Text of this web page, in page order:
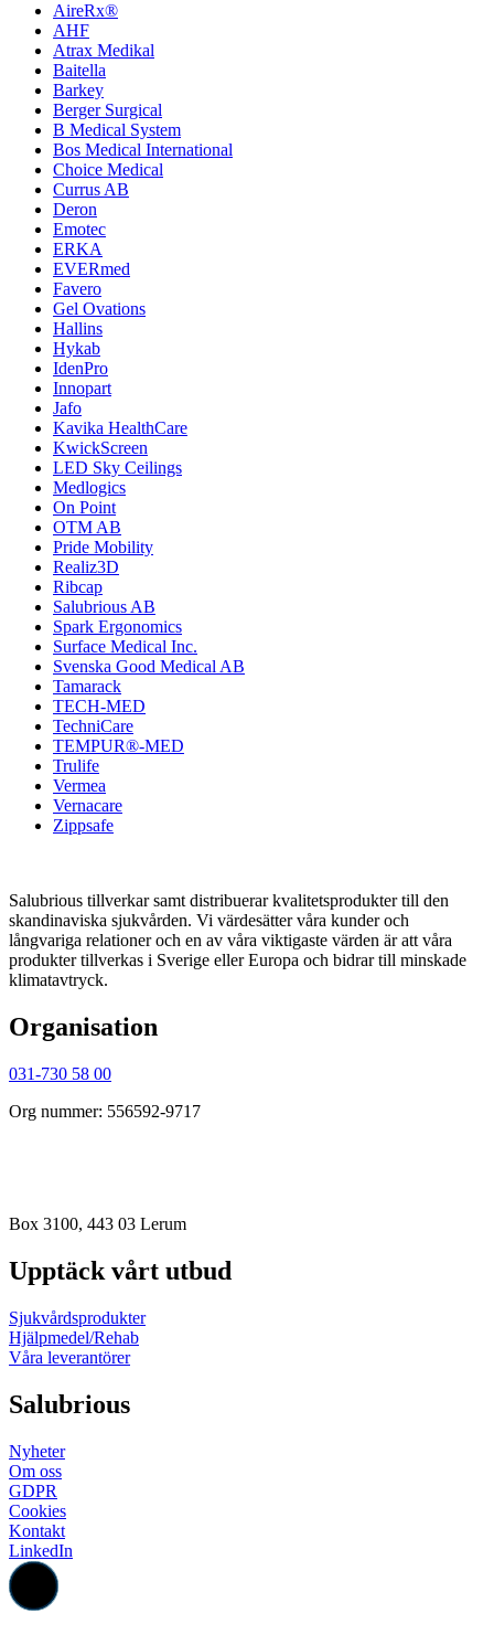
AireRx®
AHF
Atrax Medikal
Baitella
Barkey
Berger Surgical
B Medical System
Bos Medical International
Choice Medical
Currus AB
Deron
Emotec
ERKA
EVERmed
Favero
Gel Ovations
Hallins
Hykab
IdenPro
Innopart
Jafo
Kavika HealthCare
KwickScreen
LED Sky Ceilings
Medlogics
On Point
OTM AB
Pride Mobility
Realiz3D
Ribcap
Salubrious AB
Spark Ergonomics
Surface Medical Inc.
Svenska Good Medical AB
Tamarack
TECH-MED
TechniCare
TEMPUR®-MED
Trulife
Vermea
Vernacare
Zippsafe
Salubrious tillverkar samt distribuerar kvalitetsprodukter till den
skandinaviska sjukvården. Vi värdesätter våra kunder och
långvariga relationer och en av våra viktigaste värden är att våra
produkter tillverkas i Sverige eller Europa och bidrar till minskade
klimatavtryck.
Organisation
031-730 58 00
Org nummer: 556592-9717
Box 3100, 443 03 Lerum
Upptäck vårt utbud
Sjukvårdsprodukter
Hjälpmedel/Rehab
Våra leverantörer
Salubrious
Nyheter
Om oss
GDPR
Cookies
Kontakt
LinkedIn